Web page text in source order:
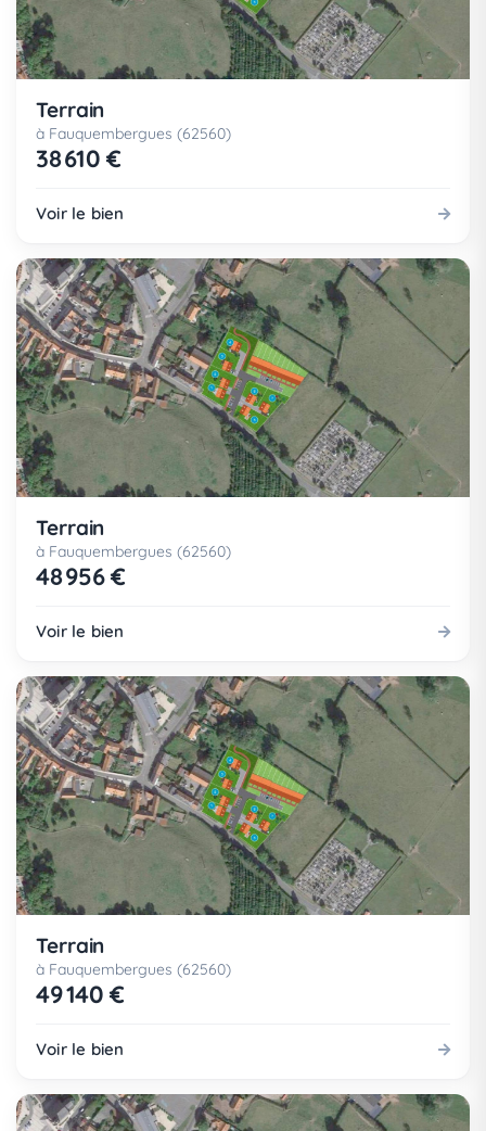
Terrain
à Fauquembergues (62560)
38 610 €
Voir le bien
Terrain
à Fauquembergues (62560)
48 956 €
Voir le bien
Terrain
à Fauquembergues (62560)
49 140 €
Voir le bien